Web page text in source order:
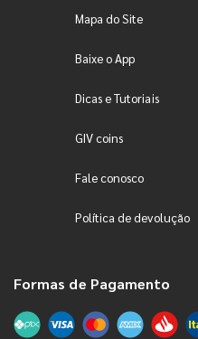
Mapa do Site
Baixe o App
Dicas e Tutoriais
GIV coins
Fale conosco
Política de devolução
Formas de Pagamento